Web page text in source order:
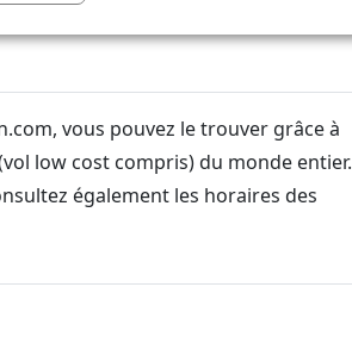
vous pouvez le trouver grâce à
low cost compris) du monde entier.
également les horaires des